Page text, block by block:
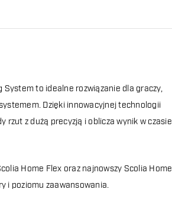
System to idealne rozwiązanie dla graczy,
Dzięki innowacyjnej technologii
z dużą precyzją i oblicza wynik w czasie
Home Flex oraz najnowszy Scolia Home
i poziomu zaawansowania.